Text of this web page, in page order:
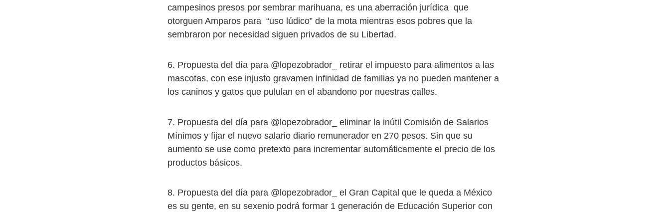
campesinos presos por sembrar marihuana, es una aberración jurídica que
otorguen Amparos para “uso lúdico” de la mota mientras esos pobres que la
sembraron por necesidad siguen privados de su Libertad.
6. Propuesta del día para @lopezobrador_ retirar el impuesto para alimentos a las
mascotas, con ese injusto gravamen infinidad de familias ya no pueden mantener a
los caninos y gatos que pululan en el abandono por nuestras calles.
7. Propuesta del día para @lopezobrador_ eliminar la inútil Comisión de Salarios
Mínimos y fijar el nuevo salario diario remunerador en 270 pesos. Sin que su
aumento se use como pretexto para incrementar automáticamente el precio de los
productos básicos.
8. Propuesta del día para @lopezobrador_ el Gran Capital que le queda a México
es su gente, en su sexenio podrá formar 1 generación de Educación Superior con